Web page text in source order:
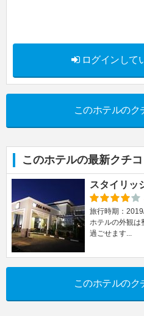
ログインして
このホテルのク
このホテルの最新クチコ
スタイリッ
旅行時期：
ホテルの外観は
過ごせます...
このホテルのク